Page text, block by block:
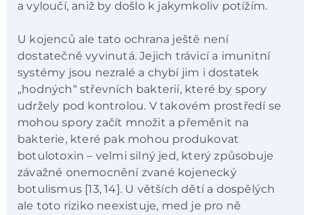
a vyloučí, aniž by došlo k jakymkoliv potížím.
U kojenců ale tato ochrana ještě není
dostatečně vyvinutá. Jejich trávicí a imunitní
systémy jsou nezralé a chybí jim i dostatek
„hodných“ střevních bakterií, které by spory
udržely pod kontrolou. V takovém prostředí se
mohou spory začít množit a přeměnit na
bakterie, které pak mohou produkovat
botulotoxin – velmi silný jed, který způsobuje
závažné onemocnění zvané kojenecký
botulismus [13, 14]. U větších dětí a dospělých
ale toto riziko neexistuje, med je pro ně